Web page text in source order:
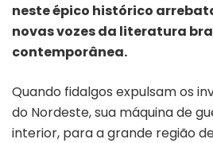
neste épico histórico
novas vozes da literatura
contemporânea.
Quando fidalgos expulsam os
do Nordeste, sua máquina de
interior, para a grande região